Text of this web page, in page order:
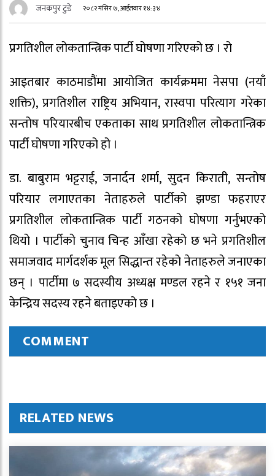
जनकपुर टुडे २०८२ मंसिर ७, आईतवार १४:३४
प्रगतिशील लोकतान्त्रिक पार्टी घोषणा गरिएको छ । रो
आइतबार काठमाडौंमा आयोजित कार्यक्रममा नेसपा (नयाँ
शक्ति), प्रगतिशील राष्ट्रिय अभियान, रास्वपा परित्याग गरेका
सन्तोष परियारबीच एकताका साथ प्रगतिशील लोकतान्त्रिक
पार्टी घोषणा गरिएको हो ।
डा. बाबुराम भट्टराई, जनार्दन शर्मा, सुदन किराती, सन्तोष
परियार लगाएतका नेताहरुले पार्टीको झण्डा फहराएर
प्रगतिशील लोकतान्त्रिक पार्टी गठनको घोषणा गर्नुभएको
थियो । पार्टीको चुनाव चिन्ह आँखा रहेको छ भने प्रगतिशील
समाजवाद मार्गदर्शक मूल सिद्धान्त रहेको नेताहरुले जनाएका
छन् । पार्टीमा ७ सदस्यीय अध्यक्ष मण्डल रहने र १५१ जना
केन्द्रिय सदस्य रहने बताइएको छ ।
COMMENT
RELATED NEWS